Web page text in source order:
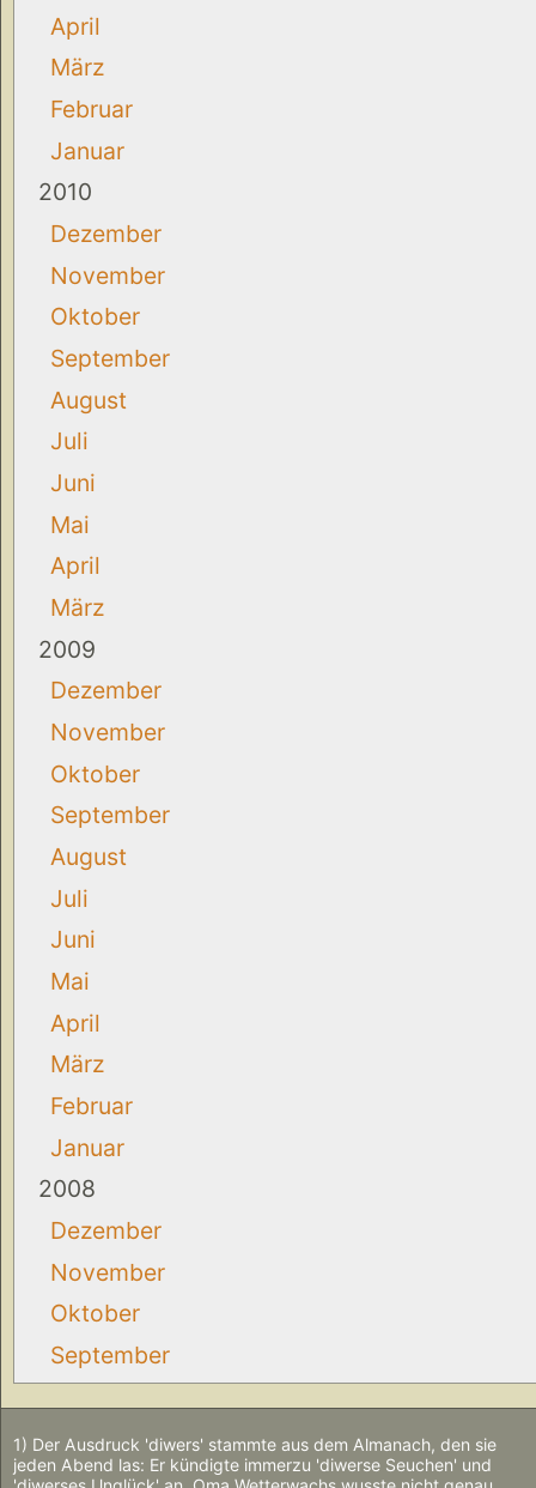
April
März
Februar
Januar
2010
Dezember
November
Oktober
September
August
Juli
Juni
Mai
April
März
2009
Dezember
November
Oktober
September
August
Juli
Juni
Mai
April
März
Februar
Januar
2008
Dezember
November
Oktober
September
1) Der Ausdruck 'diwers' stammte aus dem Almanach, den sie
jeden Abend las: Er kündigte immerzu 'diwerse Seuchen' und